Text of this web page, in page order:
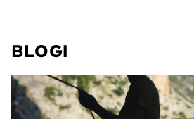
BLOGI